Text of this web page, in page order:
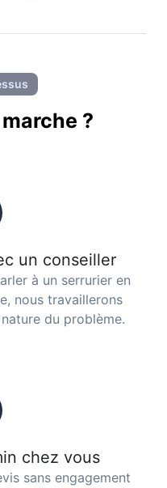
?
un conseiller
à un serrurier en
nous travaillerons
du problème.
chez vous
sans engagement